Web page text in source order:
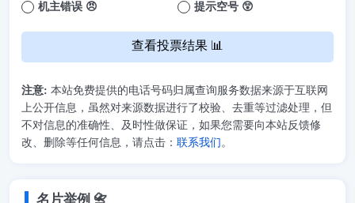
机主错误 😠 提示空号 😲
查看投票结果 📊
注意: 本站免费提供的电话号码归属查询服务数据来源于互联网
上公开信息，虽然对来源数据进行了校验、去重等过滤处理，但
不对信息的准确性、及时性做保证，如果您需要向本站反馈修
改、删除等任何信息，请点击： 联系我们 。
名片举例 📇